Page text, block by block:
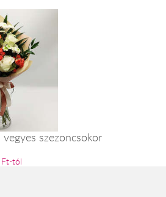
szezoncsokor
tól